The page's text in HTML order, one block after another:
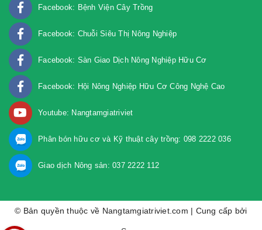
Facebook: Bệnh Viện Cây Trồng
Facebook: Chuỗi Siêu Thị Nông Nghiệp
Facebook: Sàn Giao Dịch Nông Nghiệp Hữu Cơ
Facebook: Hội Nông Nghiệp Hữu Cơ Công Nghệ Cao
Youtube: Nangtamgiatriviet
Phân bón hữu cơ và Kỹ thuật cây trồng: 098 2222 036
Giao dịch Nông sản: 037 2222 112
© Bản quyền thuộc về Nangtamgiatriviet.com | Cung cấp bởi